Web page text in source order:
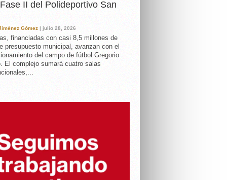
II del Polideportivo San
Gómez | julio 28, 2026
financiadas con casi 8,5 millones de
presupuesto municipal, avanzan con el
del campo de fútbol Gregorio
El complejo sumará cuatro salas